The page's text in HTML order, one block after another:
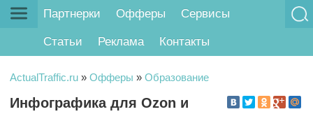
Партнерки Офферы Сервисы
Статьи Реклама Контакты
ActualTraffic.ru » Офферы » Образование
Инфографика для Ozon и